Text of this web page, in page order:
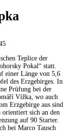
Teplice der
Pokal“ statt.
einer Länge von 5,6
des Erzgebirges. In
Prüfung bei der
Vížka, wo auch
Erzgebirge aus sind
sich an den
auf 90 Starter.
bei Marco Tausch